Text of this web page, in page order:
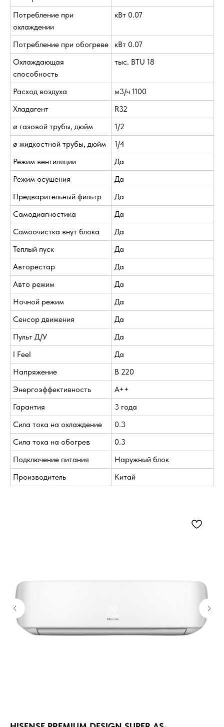
Потребление при
охлаждении
кВт 0.07
Потребление при обогреве
кВт 0.07
Охлаждающая
способность
тыс. BTU 18
Расход воздуха
м3/ч 1100
Хладагент
R32
ø газовой трубы, дюйм
1/2
ø жидкостной трубы, дюйм
1/4
Режим вентиляции
Да
Режим осушения
Да
Предварительный фильтр
Да
Самодиагностика
Да
Самоочистка внут блока
Да
Теплый пуск
Да
Авторестар
Да
Авто режим
Да
Ночной режим
Да
Сенсор движения
Да
Пульт Д/У
Да
I Feel
Да
Напряжение
В 220
Энергоэффективность
A++
Гарантия
3 года
Сила тока на охлаждение
0.3
Сила тока на обогрев
0.3
Подключение питания
Наружный блок
Производитель
Китай